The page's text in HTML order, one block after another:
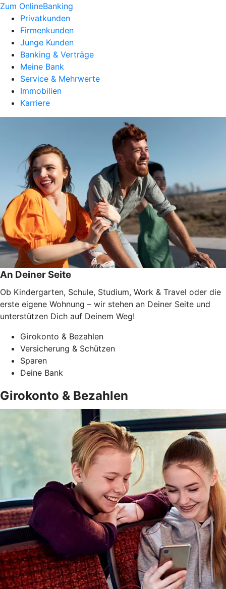
Zum OnlineBanking
Privatkunden
Firmenkunden
Junge Kunden
Banking & Verträge
Meine Bank
Service & Mehrwerte
Immobilien
Karriere
An Deiner Seite
Ob Kindergarten, Schule, Studium, Work & Travel oder die
erste eigene Wohnung – wir stehen an Deiner Seite und
unterstützen Dich auf Deinem Weg!
Girokonto & Bezahlen
Versicherung & Schützen
Sparen
Deine Bank
Girokonto & Bezahlen